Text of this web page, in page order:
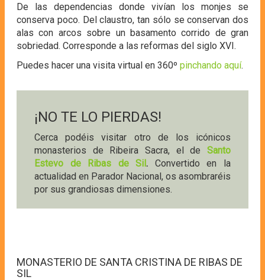
De las dependencias donde vivían los monjes se
conserva poco. Del claustro, tan sólo se conservan dos
alas con arcos sobre un basamento corrido de gran
sobriedad. Corresponde a las reformas del siglo XVI.
Puedes hacer una visita virtual en 360º pinchando aquí.
¡NO TE LO PIERDAS!
Cerca podéis visitar otro de los icónicos
monasterios de Ribeira Sacra, el de Santo
Estevo de Ribas de Sil. Convertido en la
actualidad en Parador Nacional, os asombraréis
por sus grandiosas dimensiones.
MONASTERIO DE SANTA CRISTINA DE RIBAS DE
SIL